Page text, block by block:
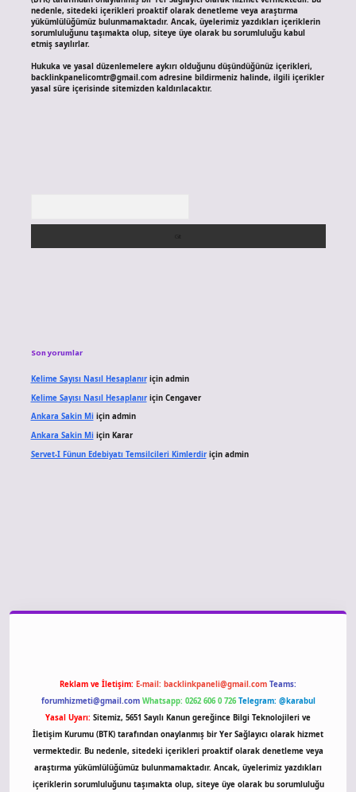
nedenle, sitedeki içerikleri proaktif olarak denetleme veya araştırma
yükümlülüğümüz bulunmamaktadır. Ancak, üyelerimiz yazdıkları içeriklerin
sorumluluğunu taşımakta olup, siteye üye olarak bu sorumluluğu kabul
etmiş sayılırlar.
Hukuka ve yasal düzenlemelere aykırı olduğunu düşündüğünüz içerikleri,
backlinkpanelicomtr@gmail.comadresine bildirmeniz halinde, ilgili içerikler
yasal süre içerisinde sitemizden kaldırılacaktır.
Son yorumlar
Kelime Sayısı Nasıl Hesaplanıriçin admin
Kelime Sayısı Nasıl Hesaplanıriçin Cengaver
Ankara Sakin Miiçin admin
Ankara Sakin Miiçin Karar
Servet-I Fünun Edebiyatı Temsilcileri Kimlerdiriçin admin
Reklam ve İletişim: E-mail: backlinkpaneli@gmail.com Teams:
forumhizmeti@gmail.com Whatsapp: 0262 606 0 726 Telegram: @karabul
Yasal Uyarı: Sitemiz, 5651 Sayılı Kanun gereğince Bilgi Teknolojileri ve
İletişim Kurumu (BTK) tarafından onaylanmış bir Yer Sağlayıcı olarak hizmet
vermektedir. Bu nedenle, sitedeki içerikleri proaktif olarak denetleme veya
araştırma yükümlülüğümüz bulunmamaktadır. Ancak, üyelerimiz yazdıkları
içeriklerin sorumluluğunu taşımakta olup, siteye üye olarak bu sorumluluğu